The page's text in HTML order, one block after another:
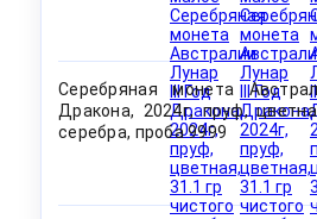
Серебряная монета
Дракона, 2024г, пруф,
серебра, проба 9999